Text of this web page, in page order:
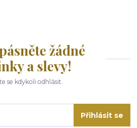
žádné
a slevy!
se kdykoli odhlásit.
Přihlásit se